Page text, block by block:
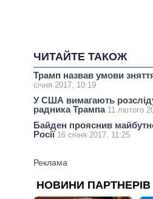
ЧИТАЙТЕ ТАКОЖ
Трамп назвав умови
січня 2017, 10:19
У США вимагають
радника Трампа 11 лютого
Байден прояснив
Росії 16 січня 2017, 11:25